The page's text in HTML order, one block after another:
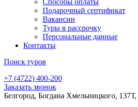
Подарочный сертификат
Вакансии
Туры в рассрочку
Персональные данные
Контакты
Поиск туров
+7 (4722) 400-200
Заказать звонок
Белгород, Богдана Хмельницкого,